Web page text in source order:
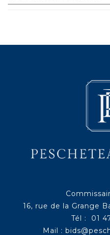
16, rue de la Grange
Tél : 01
Mail :